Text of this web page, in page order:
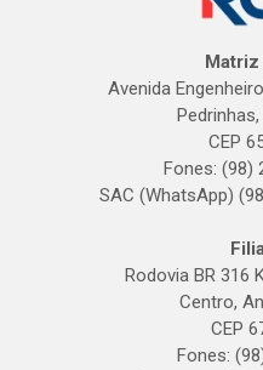
Matriz
Avenida
CEP
Fones: (98)
SAC (WhatsApp)
Rodovia BR 316
Centro,
CEP
Fones: